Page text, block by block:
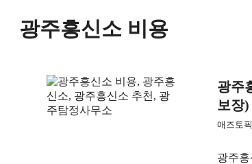
광주흥신소 비용
광주
보장)
애즈토픽
광주